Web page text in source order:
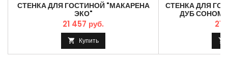
СТЕНКА ДЛЯ ГОСТИНОЙ "МАКАРЕНА
ЭКО"
21 457 руб.
 Купить
СТЕНКА ДЛЯ
ДУБ
21
